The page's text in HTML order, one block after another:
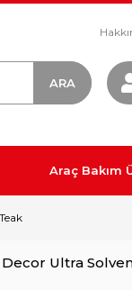
Araç Bakım
Ultra